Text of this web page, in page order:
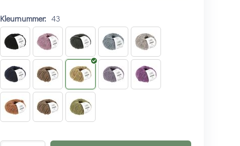
Kleurnummer: 43